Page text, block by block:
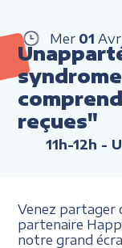
Mer 01 Avr
reçues"
11h-12h -
Venez partager
partenaire
notre grand